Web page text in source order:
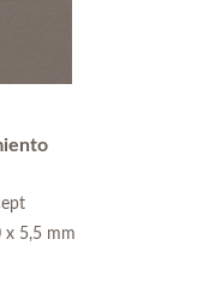
x 5,5 mm